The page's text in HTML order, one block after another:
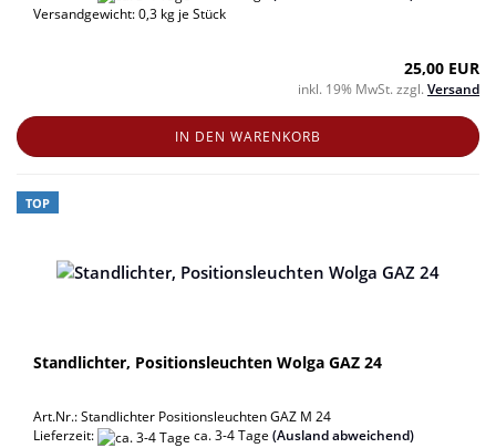
Versandgewicht:0,3 kg je Stück
25,00 EUR
inkl. 19% MwSt. zzgl. Versand
IN DEN WARENKORB
TOP
Standlichter, Positionsleuchten Wolga GAZ 24
Art.Nr.: Standlichter Positionsleuchten GAZ M 24
Lieferzeit:
ca. 3-4 Tage (Ausland abweichend)